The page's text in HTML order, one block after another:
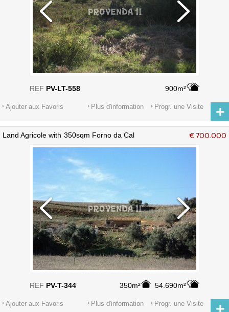
900m²
REF PV-LT-558
Ajouter aux Favoris Progr. une Visite
Plus d'information
€ 700.000
Land Agricole with 350sqm Forno da Cal
350m² 54.690m²
REF PV-T-344
Ajouter aux Favoris Progr. une Visite
Plus d'information